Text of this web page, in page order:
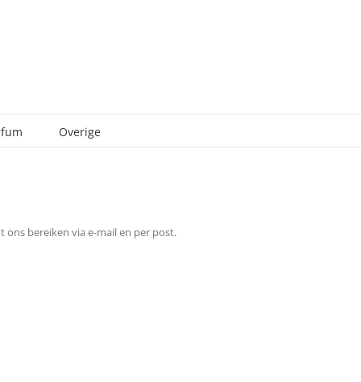
Overige
bereiken via e-mail en per post.